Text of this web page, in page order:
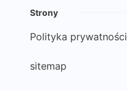
Strony
Polityka prywatności
sitemap